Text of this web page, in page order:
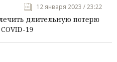
12 января 2023 / 23:22
длительную потерю
19